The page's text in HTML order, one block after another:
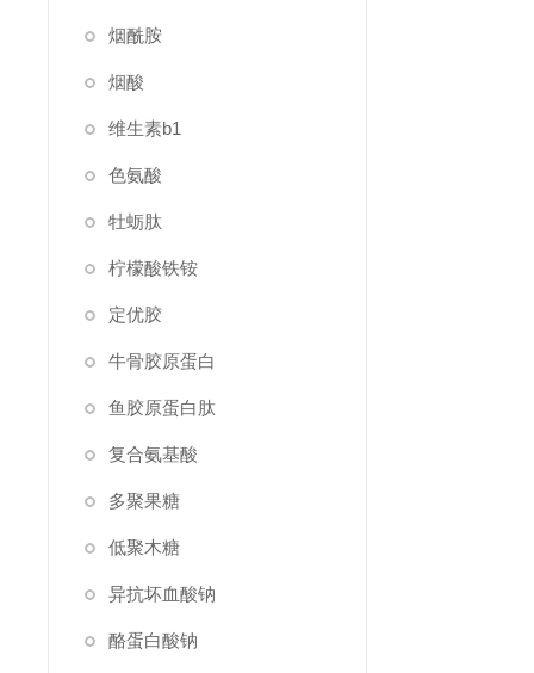
烟酰胺
烟酸
维生素b1
色氨酸
牡蛎肽
柠檬酸铁铵
定优胶
牛骨胶原蛋白
鱼胶原蛋白肽
复合氨基酸
多聚果糖
低聚木糖
异抗坏血酸钠
酪蛋白酸钠